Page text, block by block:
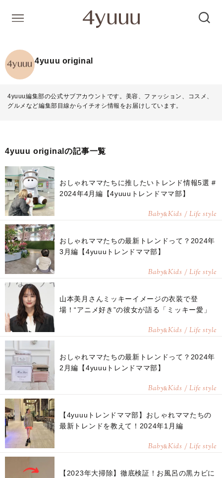
4yuuu original
4yuuu編集部の公式サブアカウントです。美容、ファッション、コスメ、
グルメなど編集部目線からイチオシ情報をお届けしています。
4yuuu originalの記事一覧
おしゃれママたちに推したいトレンド情報5選 #
2024年4月編【4yuuuトレンドママ部】
Baby&Kids / Life style
おしゃれママたちの最新トレンドって？2024年
3月編【4yuuuトレンドママ部】
Baby&Kids / Life style
山本美月さんミッキーイメージの衣装で登
場！“アニメ好き”の彼女が語る「ミッキー愛」
Baby&Kids / Life style
おしゃれママたちの最新トレンドって？2024年
2月編【4yuuuトレンドママ部】
Baby&Kids / Life style
【4yuuuトレンドママ部】おしゃれママたちの
最新トレンドを教えて！2024年1月編
Baby&Kids / Life style
【2023年大掃除】徹底検証！お風呂の黒カビに